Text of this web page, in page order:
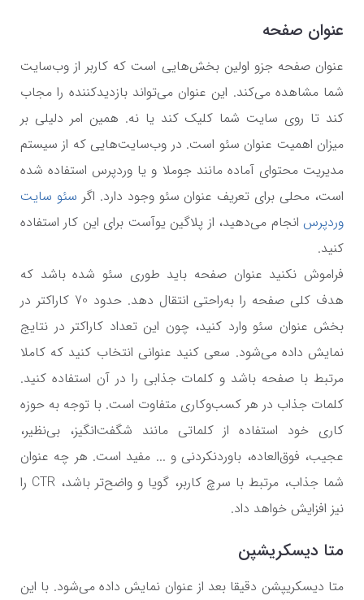
عنوان صفحه
عنوان صفحه جزو اولین بخش‌هایی است که کاربر از وب‌سایت
شما مشاهده می‌کند. این عنوان می‌تواند بازدیدکننده را مجاب
کند تا روی سایت شما کلیک کند یا نه. همین امر دلیلی بر
میزان اهمیت عنوان سئو است. در وب‌سایت‌هایی که از سیستم
مدیریت محتوای آماده مانند جوملا و یا وردپرس استفاده شده
است، محلی برای تعریف عنوان سئو وجود دارد. اگر سئو سایت
وردپرس انجام می‌دهید، از پلاگین یوآست برای این کار استفاده
کنید.
فراموش نکنید عنوان صفحه باید طوری سئو شده باشد که
هدف کلی صفحه را به‌راحتی انتقال دهد. حدود 70 کاراکتر در
بخش عنوان سئو وارد کنید، چون این تعداد کاراکتر در نتایج
نمایش داده می‌شود. سعی کنید عنوانی انتخاب کنید که کاملا
مرتبط با صفحه باشد و کلمات جذابی را در آن استفاده کنید.
کلمات جذاب در هر کسب‌وکاری متفاوت است. با توجه به حوزه
کاری خود استفاده از کلماتی مانند شگفت‌انگیز، بی‌نظیر،
عجیب، فوق‌العاده، باوردنکردنی و ... مفید است. هر چه عنوان
شما جذاب، مرتبط با سرچ کاربر، گویا و واضح‌تر باشد، CTR را
نیز افزایش خواهد داد.
متا دیسکریشپن
متا دیسکریپشن دقیقا بعد از عنوان نمایش داده می‌شود. با این